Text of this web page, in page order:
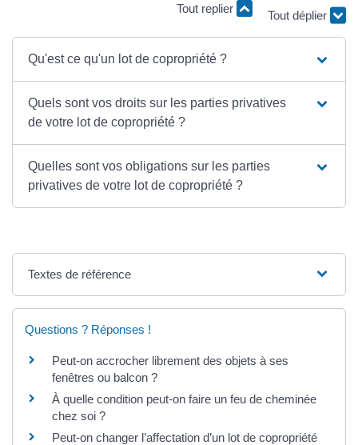
Tout replier
Tout déplier
Qu'est ce qu'un lot de copropriété ?
Quels sont vos droits sur les parties privatives
de votre lot de copropriété ?
Quelles sont vos obligations sur les parties
privatives de votre lot de copropriété ?
Textes de référence
Questions ? Réponses !
Peut-on accrocher librement des objets à ses
fenêtres ou balcon ?
À quelle condition peut-on faire un feu de cheminée
chez soi ?
Peut-on changer l’affectation d’un lot de copropriété